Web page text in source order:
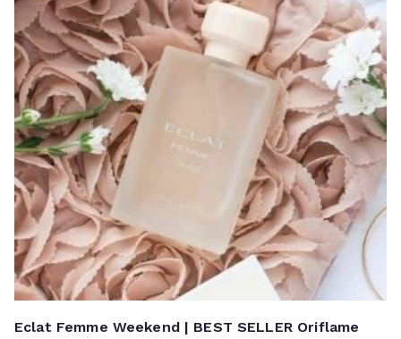
Eclat Femme Weekend | BEST SELLER Oriflame